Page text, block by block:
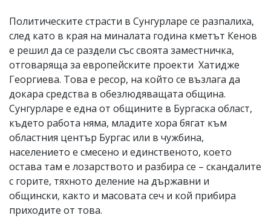
Политическите страсти в Сунгурларе се разпалиха,
след като в края на миналата година кметът Кенов
е решил да се раздели със своята заместничка,
отговаряща за европейските проекти Хатидже
Георгиева. Това е ресор, на който се възлага да
докара средства в обезлюдяващата община.
Сунгурларе е една от общините в Бургаска област,
където работа няма, младите хора бягат към
областния център Бургас или в чужбина,
населението е смесено и единственото, което
остава там е лозарството и разбира се – скандалите
с горите, тяхното деление на държавни и
общински, както и масовата сеч и кой прибира
приходите от това.